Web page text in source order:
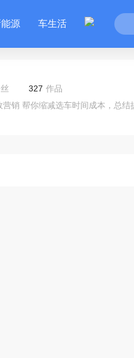
源 车生活
327 作品
销 帮你缩减选车时间成本，总结